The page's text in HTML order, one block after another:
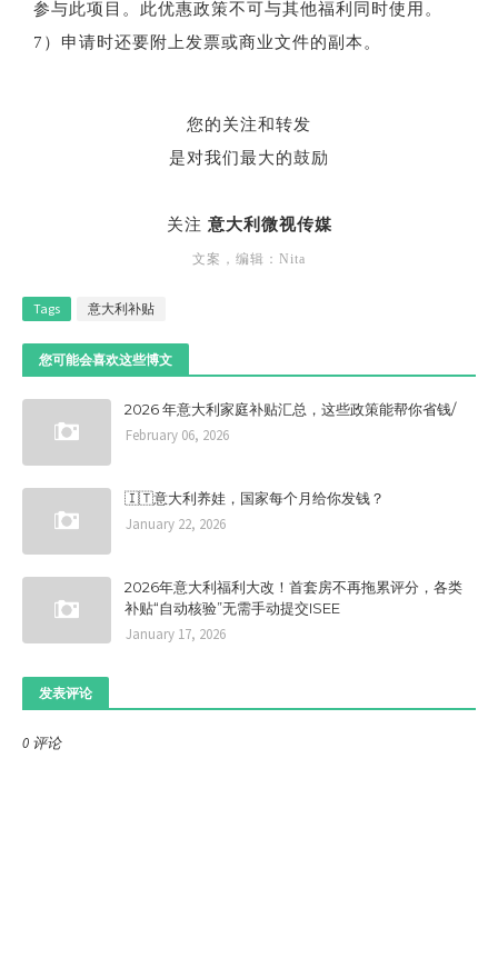
参与此项目。此优惠政策不可与其他福利同时使用。
7）申请时还要附上发票或商业文件的副本。
您的关注和转发
是对我们最大的鼓励
关注 意大利微视传媒
文案，编辑：Nita
Tags 意大利补贴
您可能会喜欢这些博文
2026 年意大利家庭补贴汇总，这些政策能帮你省钱/
February 06, 2026
🇮🇹意大利养娃，国家每个月给你发钱？
January 22, 2026
2026年意大利福利大改！首套房不再拖累评分，各类
补贴“自动核验”无需手动提交ISEE
January 17, 2026
发表评论
0 评论